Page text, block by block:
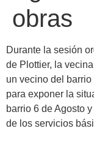
obras
Durante la sesión
de Plottier, la
un vecino del
para exponer la
barrio 6 de Agosto
de los servicios